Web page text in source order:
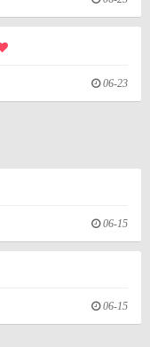
06-23
06-15
06-15